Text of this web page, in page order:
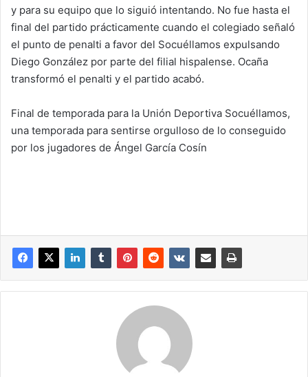
y para su equipo que lo siguió intentando. No fue hasta el
final del partido prácticamente cuando el colegiado señaló
el punto de penalti a favor del Socuéllamos expulsando
Diego González por parte del filial hispalense. Ocaña
transformó el penalti y el partido acabó.
Final de temporada para la Unión Deportiva Socuéllamos,
una temporada para sentirse orgulloso de lo conseguido
por los jugadores de Ángel García Cosín